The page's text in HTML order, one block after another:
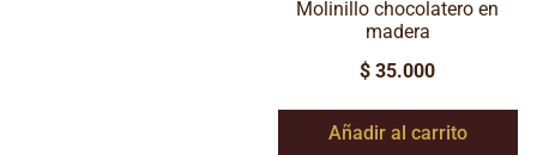
Molinillo chocolatero en
madera
$ 35.000
Añadir al carrito